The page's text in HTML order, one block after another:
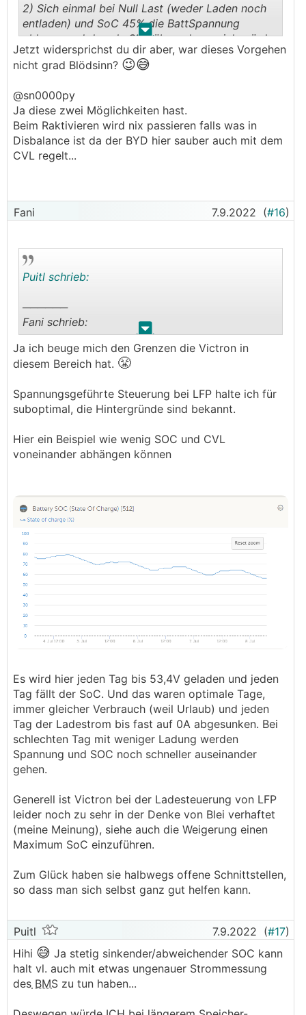
. .
2) Sich einmal bei Null Last (weder Laden noch
entladen) und SoC 45% die BattSpannung
ablesen und das als CVL übernehmen, ich würde
eher etwas drüber gehen. Ganz in den Standby
schicken wirst deinen Speicher damit vermutlich
Winterschlaf.
Jetzt widersprichst du dir aber, war dieses Vorgehen
nicht grad Blödsinn? 😉😅
@sn0000py
Ja diese zwei Möglichkeiten hast.
Beim Raktivieren wird nix passieren falls was in
Disbalance ist da der BYD hier sauber auch mit dem
CVL regelt...
Fani 7.9.2022 (#16)
. .
Puitl schrieb:
──────
Fani schrieb:
2) Sich einmal bei Null Last (weder Laden noch
entladen) und SoC 45% die BattSpannung
eher etwas drüber gehen. Ganz in den Standby
schicken wirst deinen Speicher damit vermutlich
Winterschlaf.
───────────────
Vorgehen nicht grad Blödsinn? 😉😅
Ja ich beuge mich den Grenzen die Victron in
diesem Bereich hat. 😤
Spannungsgeführte Steuerung bei LFP halte ich für
suboptimal, die Hintergründe sind bekannt.
Hier ein Beispiel wie wenig SOC und CVL
voneinander abhängen können
Es wird hier jeden Tag bis 53,4V geladen und jeden
Tag fällt der SoC. Und das waren optimale Tage,
immer gleicher Verbrauch (weil Urlaub) und jeden
Tag der Ladestrom bis fast auf 0A abgesunken. Bei
schlechten Tag mit weniger Ladung werden
Spannung und SOC noch schneller auseinander
gehen.
Generell ist Victron bei der Ladesteuerung von LFP
leider noch zu sehr in der Denke von Blei verhaftet
(meine Meinung), siehe auch die Weigerung einen
Maximum SoC einzuführen.
Zum Glück haben sie halbwegs offene Schnittstellen,
so dass man sich selbst ganz gut helfen kann.
Puitl 7.9.2022 (#17)
Hihi 😅 Ja stetig sinkender/abweichender SOC kann
halt vl. auch mit etwas ungenauer Strommessung
des BMS zu tun haben...